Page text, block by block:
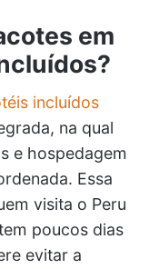
em
incluídos
na qual
e hospedagem
Essa
visita o Peru
poucos dias
evitar a